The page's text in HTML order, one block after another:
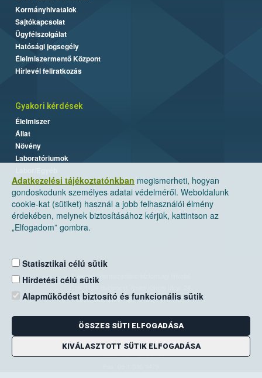
Adatkezelési tájékoztatónkban megismerheti, hogyan
gondoskodunk személyes adatai védelméről. Weboldalunk
cookie-kat (sütiket) használ a jobb felhasználói élmény
érdekében, melynek biztosításához kérjük, kattintson az
„Elfogadom” gombra.
Statisztikai célú sütik
Hirdetési célú sütik
Alapműködést biztosító és funkcionális sütik
ÖSSZES SÜTI ELFOGADÁSA
KIVÁLASZTOTT SÜTIK ELFOGADÁSA
Kormányhivatalok
Sajtókapcsolat
Ügyfélszolgálat
Hatósági jogsegély
Élelmiszermentő Központ
Hírlevél feliratkozás
Gyakori kérdések
Élelmiszer
Állat
Növény
Laboratóriumok
Nemzeti Élelmiszerlánc-biztonsági Hivatal
Levelezési cím: 1525 Budapest. Pf. 30.
E-mail:ugyfelszolgalat@nebih.gov.hu
Zöld szám: 06-80/263-244
Telefon: 06-1/ 336-9000